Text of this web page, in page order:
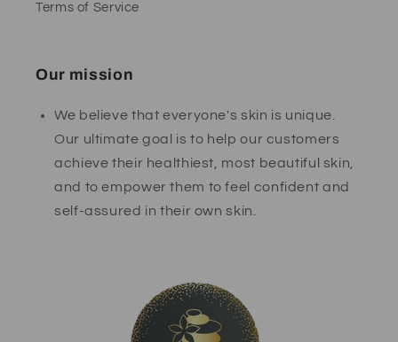
Terms of Service
Our mission
We believe that everyone's skin is unique.
Our ultimate goal is to help our customers
achieve their healthiest, most beautiful skin,
and to empower them to feel confident and
self-assured in their own skin.